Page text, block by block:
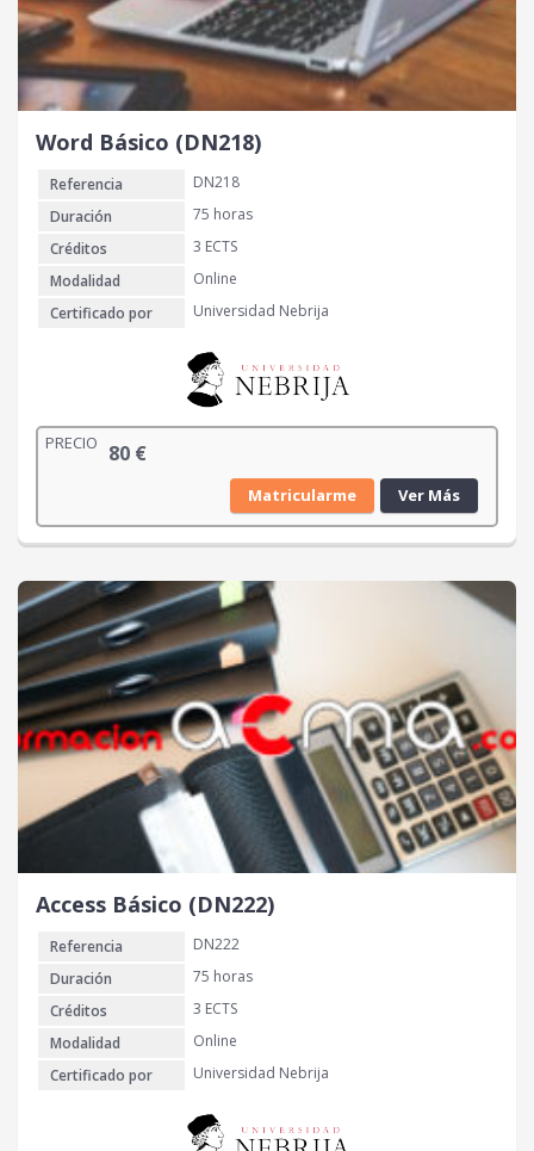
Word Básico (DN218)
Referencia
DN218
Duración
75 horas
Créditos
3 ECTS
Modalidad
Online
Certificado por
Universidad Nebrija
PRECIO 80 €
Matricularme Ver Más
Access Básico (DN222)
Referencia
DN222
Duración
75 horas
Créditos
3 ECTS
Modalidad
Online
Certificado por
Universidad Nebrija